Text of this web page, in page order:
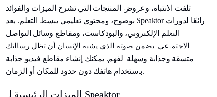
تلفت الانتباه، وعروض المنتجات التي تشرح الميزات والفوائد
بوضوح، ومحتوى تعليمي يبسط التعلم. يعد Speaktor رائعًا لدورات
التعلم الإلكتروني، والبودكاست، ومقاطع وسائل التواصل
الاجتماعي. يضمن صوته الذي يشبه الإنسان أن تظل رسالتك
متسقة وجذابة وسهلة الفهم. يمكنك إنشاء مقاطع فيديو جذابة
باستخدام هاتفك دون حدود للمكان أو الزمان.
الميزات الرئيسية لـ Speaktor